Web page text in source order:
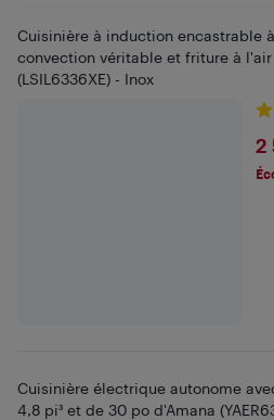
Cuisinière à induction encastrable
convection véritable et friture à l'air
(LSIL6336XE) - Inox
2
Cuisinière électrique autonome
4,8 pi³ et de 30 po d'Amana